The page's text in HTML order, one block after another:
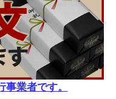
業者です。